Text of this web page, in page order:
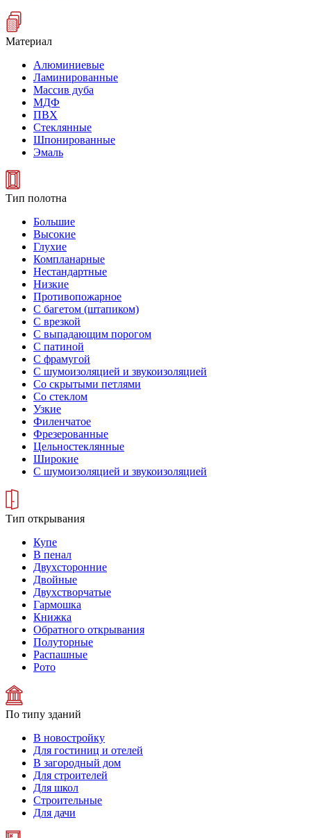
Материал
Алюминиевые
Ламинированные
Массив дуба
МДФ
ПВХ
Стеклянные
Шпонированные
Эмаль
Тип полотна
Большие
Высокие
Глухие
Компланарные
Нестандартные
Низкие
Противопожарное
С багетом (штапиком)
С врезкой
С выпадающим порогом
С патиной
С фрамугой
С шумоизоляцией и звукоизоляцией
Со скрытыми петлями
Со стеклом
Узкие
Филенчатое
Фрезерованные
Цельностеклянные
Широкие
С шумоизоляцией и звукоизоляцией
Тип открывания
Купе
В пенал
Двухсторонние
Двойные
Двухстворчатые
Гармошка
Книжка
Обратного открывания
Полуторные
Распашные
Рото
По типу зданий
В новостройку
Для гостиниц и отелей
В загородный дом
Для строителей
Для школ
Строительные
Для дачи